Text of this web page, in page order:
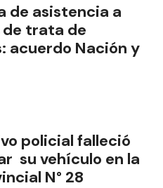
de asistencia a
trata de
acuerdo Nación y
policial falleció
su vehículo en la
N° 28